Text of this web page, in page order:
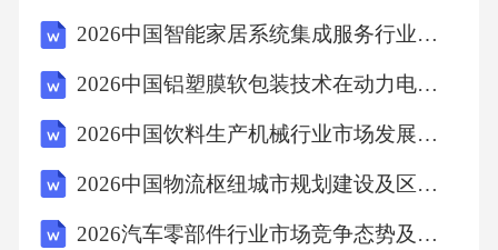
压<150/90mmHg且无合并症的极低危患者可暂
月。立即干预原则对血压≥160/100mmHg或合并
≥3个危险因素者，推荐起始即采用两药联合方
案，优先选择单片复方制剂以提高依从性。高
危强化策略血压在140-159/90-99mmHg且无合并
2026中国智能家居系统集成服务行业市场供需分析及投资评估规划分析研究报告
2026中国铝塑膜软包装技术在动力电池领域渗透分析
2026中国饮料生产机械行业市场发展需求分析及投资评估规划分析研究报告
2026中国物流枢纽城市规划建设及区域经济带动效应研究报告
2026汽车零部件行业市场竞争态势及投资前景规划分析研究报告